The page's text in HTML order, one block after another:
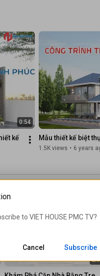
do not Reup
0:54
kế
Mẫu thiết kế biệt
1.5K views • 6 years
to VIET HOUSE PMC TV?
Cancel Subscribe